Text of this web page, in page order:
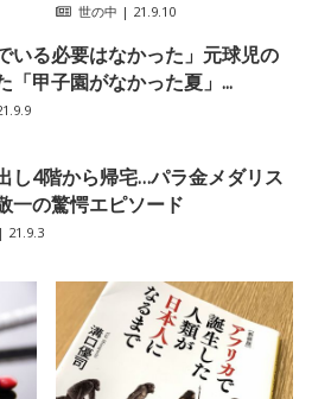
世の中 | 21.9.10
いる必要はなかった」元球児の
「甲子園がなかった夏」...
し4階から帰宅…パラ金メダリス
一の驚愕エピソード
| 21.9.3